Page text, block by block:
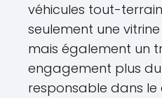
véhicules tout-
seulement une
mais également un
engagement plus
responsable dans